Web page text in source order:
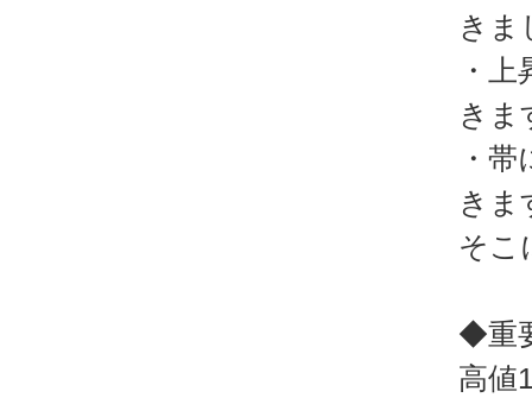
きま
・
きま
・
きま
そこ
◆重
高値